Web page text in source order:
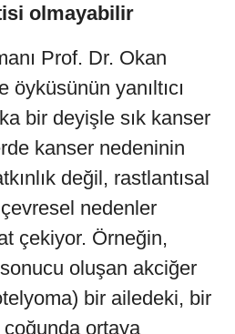
olmayabilir
Prof. Dr. Okan
yanıltıcı
bir deyişle sık kanser
kanser nedeninin
değil, rastlantısal
nedenler
çekiyor. Örneğin,
oluşan akciğer
bir ailedeki, bir
çoğunda ortaya